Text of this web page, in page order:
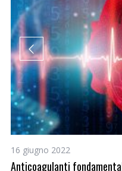
16 giugno 2022
Anticoagulanti